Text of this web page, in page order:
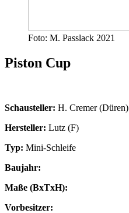
Foto: M. Passlack 2021
Piston Cup
Schausteller: H. Cremer (Düren)
Hersteller: Lutz (F)
Typ: Mini-Schleife
Baujahr:
Maße (BxTxH):
Vorbesitzer: